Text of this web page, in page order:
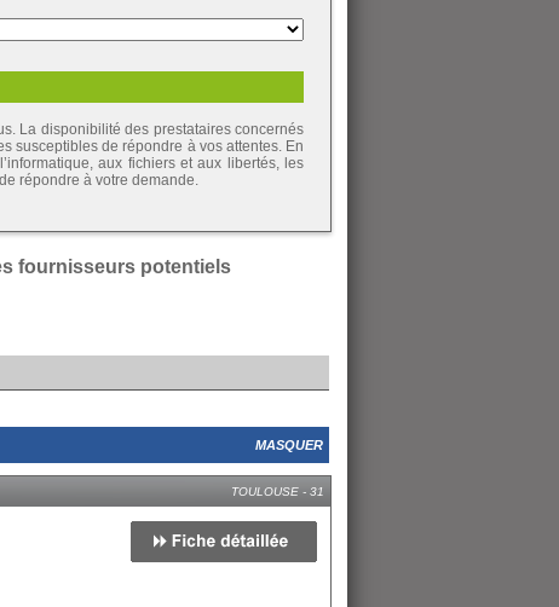
La disponibilité des prestataires concernés
susceptibles de répondre à vos attentes. En
aux fichiers et aux libertés, les
répondre à votre demande.
fournisseurs potentiels
MASQUER
TOULOUSE - 31